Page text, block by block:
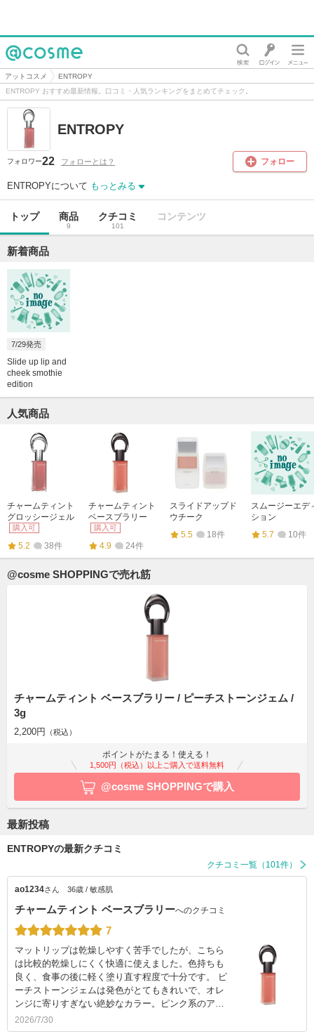
@cosme
アットコスメ
ENTROPY
ENTROPY おすすめ最新情報。口コミ・人気ランキングをまとめてチェック。
ENTROPY
フォロワー22 フォローとは？ フォロー
ENTROPYについて もっとみる
トップ 商品
9
クチコミ
101
コンテンツ
新着商品
7/29発売
Slide up lip and
cheek smothie
edition
人気商品
チャームティント
グロッシージェル
購入可
5.2 38件
チャームティント
ベースブラリー
購入可
4.9 24件
スライドアップド
ウチーク
5.5
18件
スムージーエデ
ション
5.7
10件
@cosme SHOPPINGで売れ筋
チャームティント ベースブラリー / ピーチストーンジェム /
3g
2,200円 （税込）
ポイントがたまる！使える！
1,500円（税込）以上ご購入で送料無料
@cosme SHOPPINGで購入
最新投稿
ENTROPYの最新クチコミ
クチコミ一覧（101件）
ao1234さん 36歳 / 敏感肌
チャームティント ベースブラリーへのクチコミ
7
マットリップは乾燥しやすく苦手でしたが、こちら
は比較的乾燥しにくく快適に使えました。色持ちも
良く、食事の後に軽く塗り直す程度で十分です。 ピ
ーチストーンジェムは発色がとてもきれいで、オレ
ンジに寄りすぎない絶妙なカラー。ピンク系のア…
2026/7/30